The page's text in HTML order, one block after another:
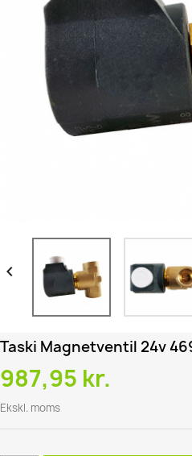

Taski Magnetventil 24v
987,95 kr.
Ekskl. moms